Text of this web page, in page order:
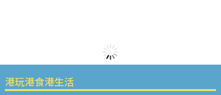
港玩港食港生活